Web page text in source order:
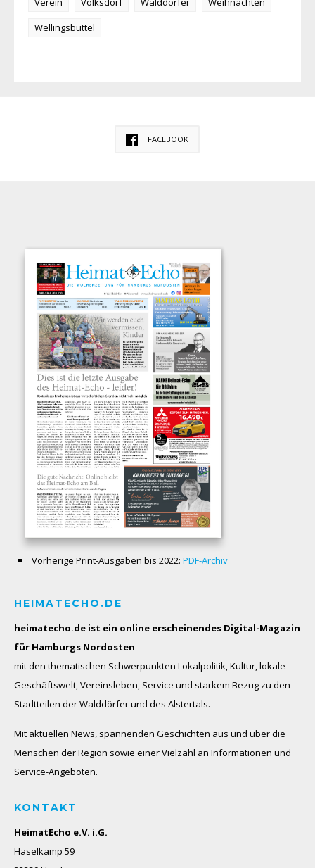
Wellingsbüttel
FACEBOOK
Vorherige Print-Ausgaben bis 2022: PDF-Archiv
HEIMATECHO.DE
heimatecho.de ist ein online erscheinendes Digital-Magazin
für Hamburgs Nordosten
mit den thematischen Schwerpunkten Lokalpolitik, Kultur, lokale
Geschäftswelt, Vereinsleben, Service und starkem Bezug zu den
Stadtteilen der Walddörfer und des Alstertals.
Mit aktuellen News, spannenden Geschichten aus und über die
Menschen der Region sowie einer Vielzahl an Informationen und
Service-Angeboten.
KONTAKT
HeimatEcho e.V. i.G.
Haselkamp 59